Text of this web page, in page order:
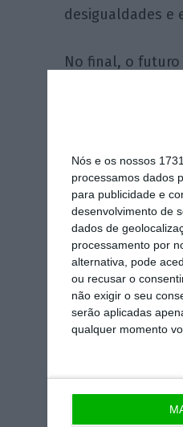
Nós e os nossos 1731
processamos dados
para publicidade e
desenvolvimento de
dados de
processamento por
alternativa, pode
ou recusar o
não exigir o seu
serão aplicadas
qualquer momento
desigualdades e
No final, o
como
No